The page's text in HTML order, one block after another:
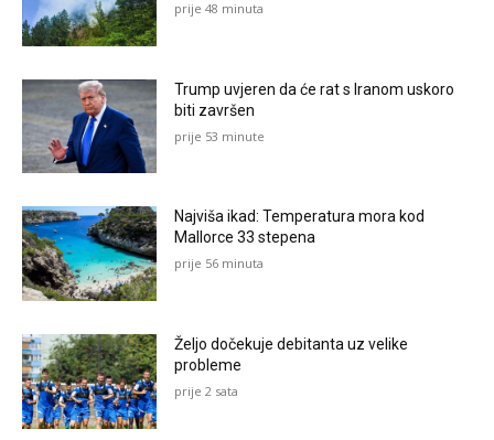
prije 48 minuta
Trump uvjeren da će rat s Iranom uskoro
biti završen
prije 53 minute
Najviša ikad: Temperatura mora kod
Mallorce 33 stepena
prije 56 minuta
Željo dočekuje debitanta uz velike
probleme
prije 2 sata